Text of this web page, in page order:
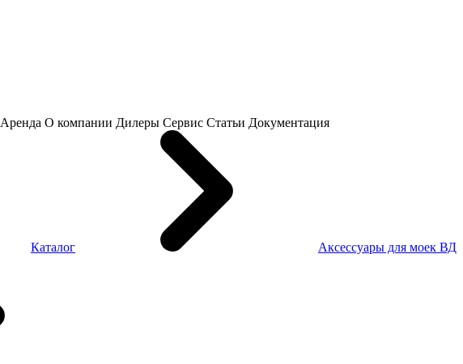
Аренда О компании Дилеры Сервис Статьи Документация
Каталог Аксессуары для моек ВД